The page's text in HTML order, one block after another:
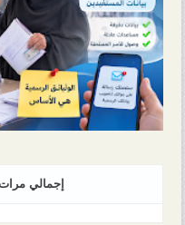
إجمالي